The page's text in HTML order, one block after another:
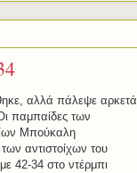
αλλά πάλεψε αρκετά
παμπαίδες των
Μπούκαλη
αντιστοίχων του
42-34 στο ντέρμπι